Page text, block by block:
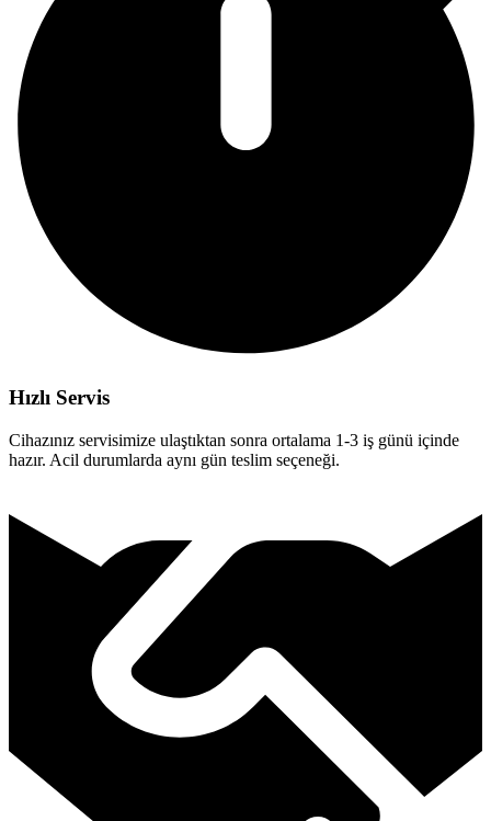
Hızlı Servis
Cihazınız servisimize ulaştıktan sonra ortalama 1-3 iş günü içinde
hazır. Acil durumlarda aynı gün teslim seçeneği.